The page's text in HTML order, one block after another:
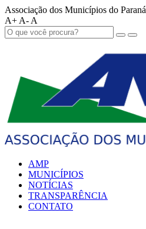
Associação dos Municípios do Paraná
A+ A- A
AMP
MUNICÍPIOS
NOTÍCIAS
TRANSPARÊNCIA
CONTATO